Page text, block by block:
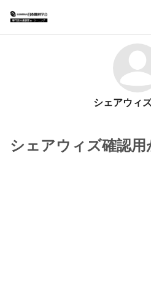
シェアウィ
シェアウィズ確認